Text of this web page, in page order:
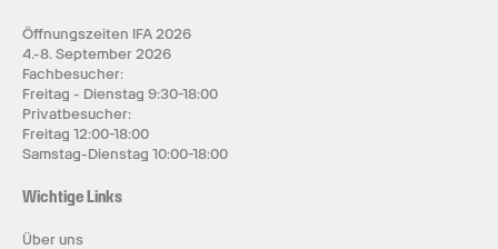
Öffnungszeiten IFA 2026
4.-8. September 2026
Fachbesucher:
Freitag - Dienstag 9:30-18:00
Privatbesucher:
Freitag 12:00-18:00
Samstag-Dienstag 10:00-18:00
Wichtige Links
Über uns